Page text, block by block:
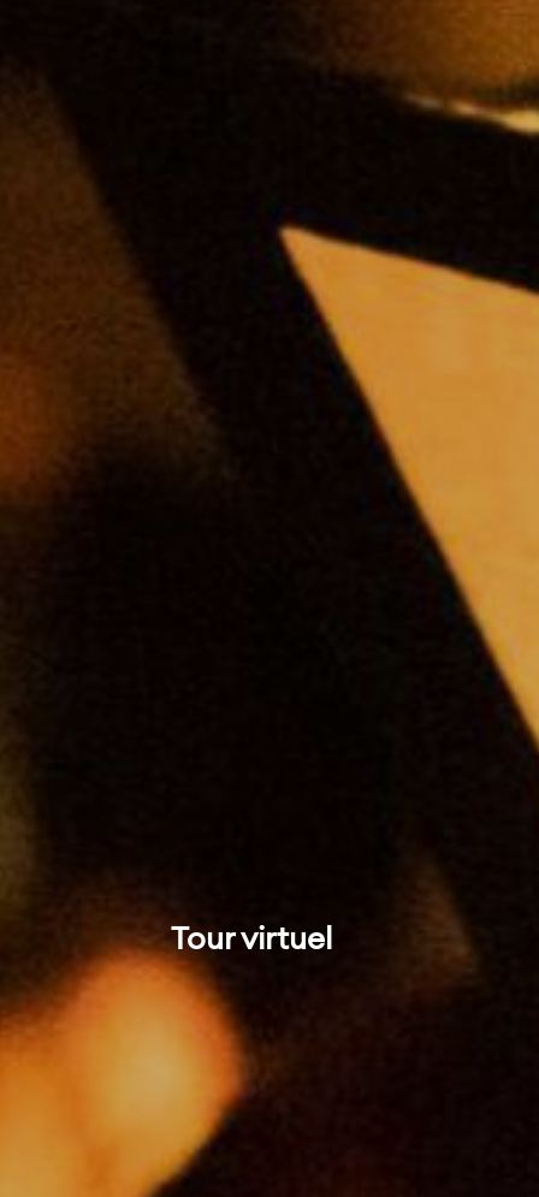
Tour virtuel